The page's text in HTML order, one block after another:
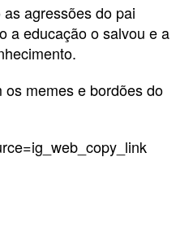
agressões do pai
a educação o salvou e a
os memes e bordões do